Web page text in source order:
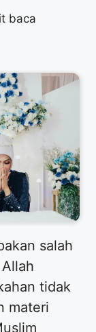
baca
salah
tidak
materi